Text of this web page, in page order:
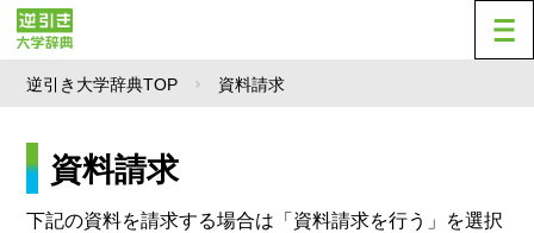
逆引き大学辞典TOP 資料請求
資料請求
下記の資料を請求する場合は「資料請求を行う」を選択